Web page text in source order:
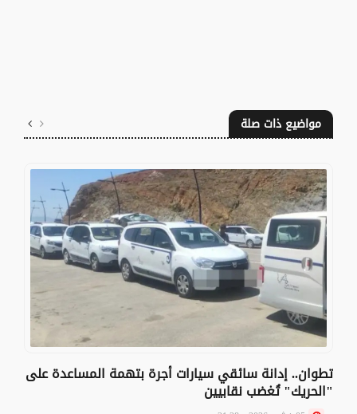
مواضيع ذات صلة
تطوان.. إدانة سائقي سيارات أجرة بتهمة المساعدة على
"الحريك" تُغضب نقابيين